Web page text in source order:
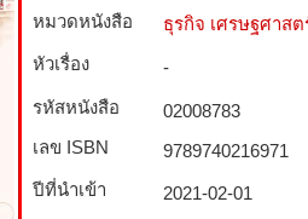
หมวดหนังสือ­
ธุรกิจ เศรษฐศาส
หัวเรื่อง
-
รหัสหนังสือ­
02008783
เลข ISBN
9789740216971
ปีที่นำเข้า
2021-02-01